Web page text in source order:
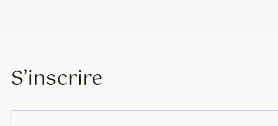
S’inscrire